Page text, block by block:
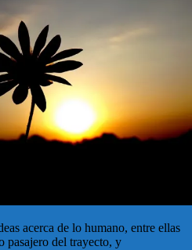
acerca de lo humano, entre ellas
pasajero del trayecto, y